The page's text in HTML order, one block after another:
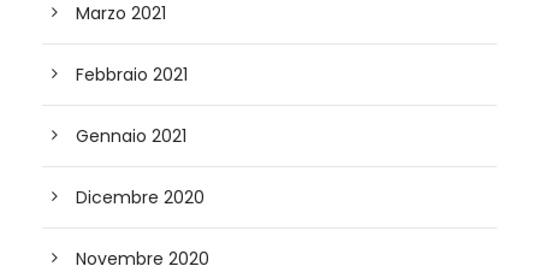
Marzo 2021
Febbraio 2021
Gennaio 2021
Dicembre 2020
Novembre 2020